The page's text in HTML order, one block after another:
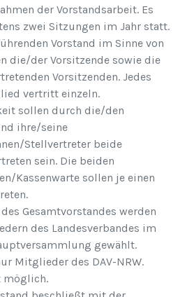
der Vorstandsarbeit. Es
zwei Sitzungen im Jahr statt.
Vorstand im Sinne von
die/der Vorsitzende sowie die
Vorsitzenden. Jedes
vertritt einzeln.
sollen durch die/den
ihre/seine
Stellvertreter beide
sein. Die beiden
Kassenwarte sollen je einen
Gesamtvorstandes werden
des Landesverbandes im
gewählt.
Mitglieder des DAV-NRW.
möglich.